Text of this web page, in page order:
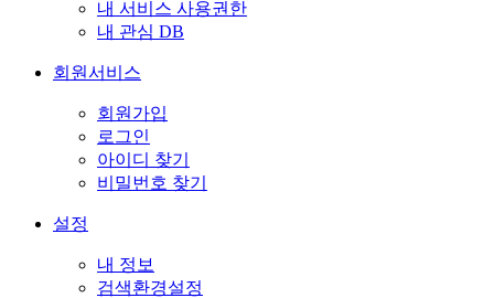
내 서비스 사용권한
내 관심 DB
회원서비스
회원가입
로그인
아이디 찾기
비밀번호 찾기
설정
내 정보
검색환경설정